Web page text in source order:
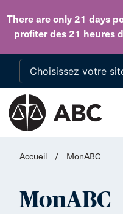
There are only 21 days
profiter des 21 heures
Accueil / MonABC
MonABC